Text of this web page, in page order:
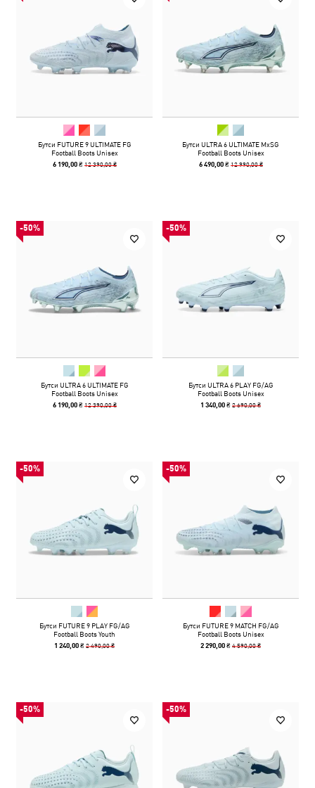
Бутси FUTURE 9 ULTIMATE FG
Football Boots Unisex
6 190,00 ₴ 12 390,00 ₴
Бутси ULTRA 6 ULTIMATE MxSG
Football Boots Unisex
6 490,00 ₴ 12 990,00 ₴
-50%
Бутси ULTRA 6 ULTIMATE FG
Football Boots Unisex
6 190,00 ₴ 12 390,00 ₴
-50%
Бутси ULTRA 6 PLAY FG/AG
Football Boots Unisex
1 340,00 ₴2 690,00 ₴
-50%
Бутси FUTURE 9 PLAY FG/AG
Football Boots Youth
1 240,00 ₴2 490,00 ₴
-50%
Бутси FUTURE 9 MATCH FG/AG
Football Boots Unisex
2 290,00 ₴4 590,00 ₴
-50% -50%